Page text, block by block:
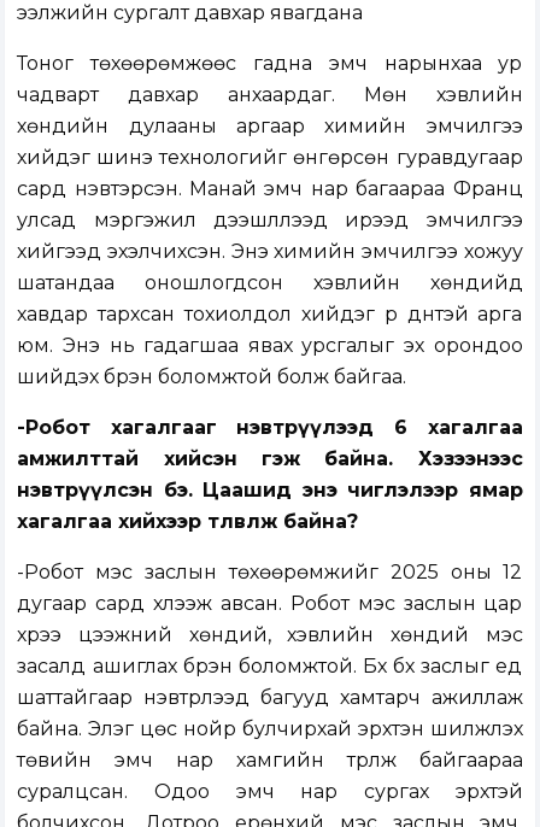
ээлжийн сургалт давхар явагдана
Тоног төхөөрөмжөөс гадна эмч нарынхаа ур
чадварт давхар анхаардаг. Мөн хэвлийн
хөндийн дулааны аргаар химийн эмчилгээ
хийдэг шинэ технологийг өнгөрсөн гуравдугаар
сард нэвтэрсэн. Манай эмч нар багаараа Франц
улсад мэргэжил дээшлүүлээд ирээд эмчилгээ
хийгээд эхэлчихсэн. Энэ химийн эмчилгээ хожуу
шатандаа оношлогдсон хэвлийн хөндийд
хавдар тархсан тохиолдол хийдэг үр дүнтэй арга
юм. Энэ нь гадагшаа явах урсгалыг эх орондоо
шийдэх бүрэн боломжтой болж байгаа.
-Робот хагалгааг нэвтрүүлээд 6 хагалгаа
амжилттай хийсэн гэж байна. Хэзээнээс
нэвтрүүлсэн бэ. Цаашид энэ чиглэлээр ямар
хагалгаа хийхээр төлөвлөж байна?
-Робот мэс заслын төхөөрөмжийг 2025 оны 12
дугаар сард хүлээж авсан. Робот мэс заслын цар
хүрээ цээжний хөндий, хэвлийн хөндий мэс
засалд ашиглах бүрэн боломжтой. Бүх бүх заслыг үед
шаттайгаар нэвтрүүлээд багууд хамтарч ажиллаж
байна. Элэг цөс нойр булчирхай эрхтэн шилжүүлэх
төвийн эмч нар хамгийн түрүүлж байгаараа
суралцсан. Одоо эмч нар сургах эрхтэй